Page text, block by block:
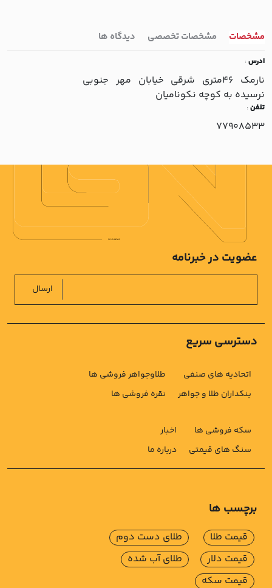
مشخصات مشخصات تخصصی دیدگاه ها
ادرس:
نارمک 46متري شرقي خيابان مهر جنوبي
نرسيده به کوچه نکوناميان
تلفن:
77908533
دسترسی سریع
اتحادیه های صنفی
بنکداران طلا و جواهر
طلاوجواهر فروشی ها
نقره فروشی ها
سکه فروشی ها
سنگ های قیمتی
اخبار
درباره ما
عضویت در خبرنامه
ارسال
برچسب ها
قیمت طلا
قیمت دلار
قیمت سکه
طلای دست دوم
طلای آب شده